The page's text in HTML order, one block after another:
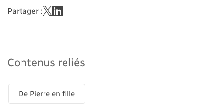
Partager :
Contenus reliés
De Pierre en fille